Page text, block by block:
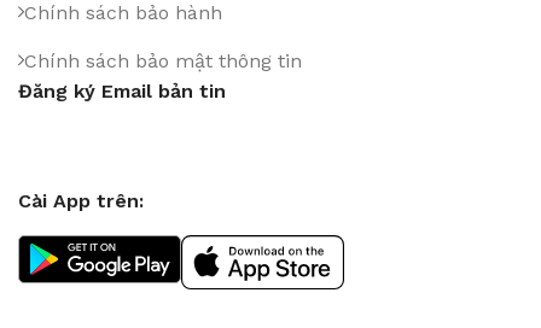
Chính sách bảo hành
Chính sách bảo mật thông tin
Đăng ký Email bản tin
Cài App trên: